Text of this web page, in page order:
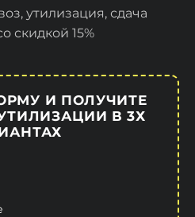
утилизация, сдача
скидкой 15%
И ПОЛУЧИТЕ
В 3Х